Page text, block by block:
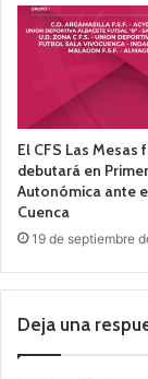
El CFS Las Mesas
debutará en
Autonómica ante
Cuenca
19 de septiembre
Deja una